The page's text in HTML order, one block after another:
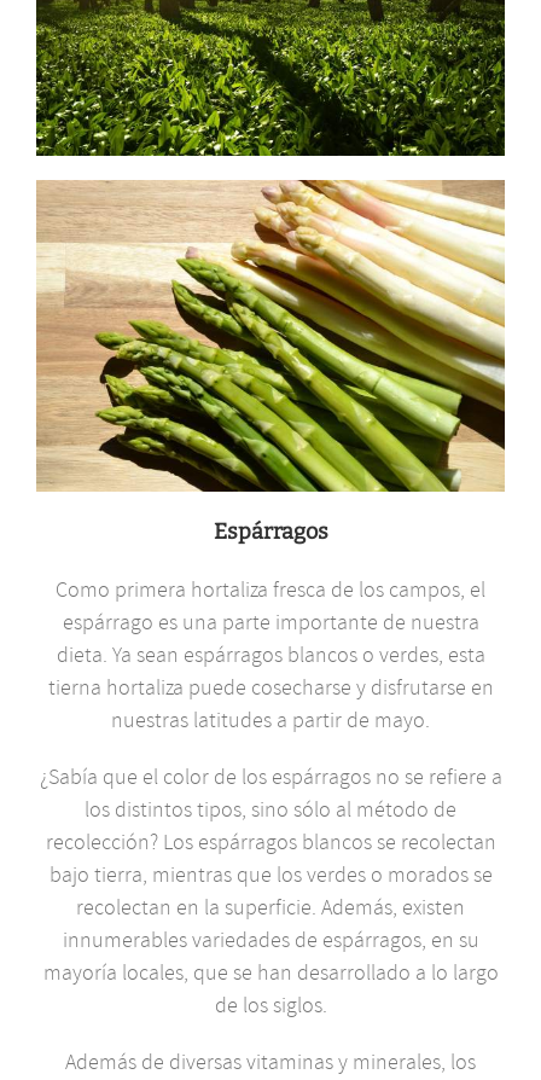
Espárragos
Como primera hortaliza fresca de los campos, el
espárrago es una parte importante de nuestra
dieta. Ya sean espárragos blancos o verdes, esta
tierna hortaliza puede cosecharse y disfrutarse en
nuestras latitudes a partir de mayo.
¿Sabía que el color de los espárragos no se refiere a
los distintos tipos, sino sólo al método de
recolección? Los espárragos blancos se recolectan
bajo tierra, mientras que los verdes o morados se
recolectan en la superficie. Además, existen
innumerables variedades de espárragos, en su
mayoría locales, que se han desarrollado a lo largo
de los siglos.
Además de diversas vitaminas y minerales, los